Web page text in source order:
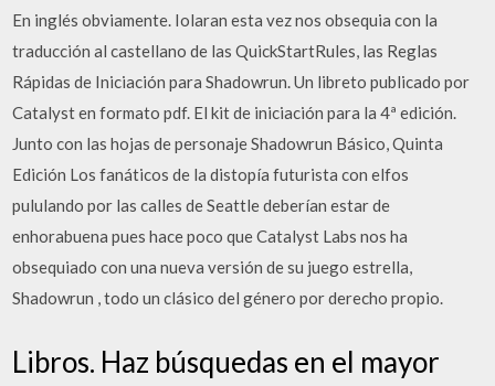
En inglés obviamente. Iolaran esta vez nos obsequia con la
traducción al castellano de las QuickStartRules, las Reglas
Rápidas de Iniciación para Shadowrun. Un libreto publicado por
Catalyst en formato pdf. El kit de iniciación para la 4ª edición.
Junto con las hojas de personaje Shadowrun Básico, Quinta
Edición Los fanáticos de la distopía futurista con elfos
pululando por las calles de Seattle deberían estar de
enhorabuena pues hace poco que Catalyst Labs nos ha
obsequiado con una nueva versión de su juego estrella,
Shadowrun , todo un clásico del género por derecho propio.
Libros. Haz búsquedas en el mayor